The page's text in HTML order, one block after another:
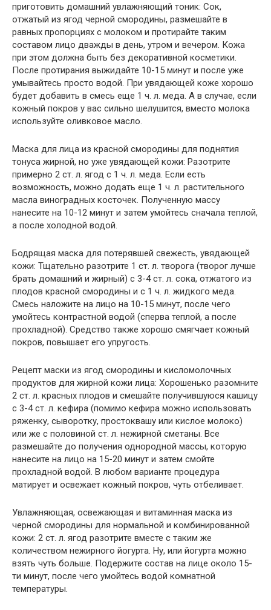
приготовить домашний увлажняющий тоник: Сок,
отжатый из ягод черной смородины, размешайте в
равных пропорциях с молоком и протирайте таким
составом лицо дважды в день, утром и вечером. Кожа
при этом должна быть без декоративной косметики.
После протирания выжидайте 10-15 минут и после уже
умывайтесь просто водой. При увядающей коже хорошо
будет добавить в смесь еще 1 ч. л. меда. А в случае, если
кожный покров у вас сильно шелушится, вместо молока
используйте оливковое масло.
Маска для лица из красной смородины для поднятия
тонуса жирной, но уже увядающей кожи: Разотрите
примерно 2 ст. л. ягод с 1 ч. л. меда. Если есть
возможность, можно додать еще 1 ч. л. растительного
масла виноградных косточек. Полученную массу
нанесите на 10-12 минут и затем умойтесь сначала теплой,
а после холодной водой.
Бодрящая маска для потерявшей свежесть, увядающей
кожи: Тщательно разотрите 1 ст. л. творога (творог лучше
брать домашний и жирный) с 3-4 ст. л. сока, отжатого из
плодов красной смородины и с 1 ч. л. жидкого меда.
Смесь наложите на лицо на 10-15 минут, после чего
умойтесь контрастной водой (сперва теплой, а после
прохладной). Средство также хорошо смягчает кожный
покров, повышает его упругость.
Рецепт маски из ягод смородины и кисломолочных
продуктов для жирной кожи лица: Хорошенько разомните
2 ст. л. красных плодов и смешайте получившуюся кашицу
с 3-4 ст. л. кефира (помимо кефира можно использовать
ряженку, сыворотку, простоквашу или кислое молоко)
или же с половиной ст. л. нежирной сметаны. Все
размешайте до получения однородной массы, которую
нанесите на лицо на 15-20 минут и затем смойте
прохладной водой. В любом варианте процедура
матирует и освежает кожный покров, чуть отбеливает.
Увлажняющая, освежающая и витаминная маска из
черной смородины для нормальной и комбинированной
кожи: 2 ст. л. ягод разотрите вместе с таким же
количеством нежирного йогурта. Ну, или йогурта можно
взять чуть больше. Подержите состав на лице около 15-
ти минут, после чего умойтесь водой комнатной
температуры.